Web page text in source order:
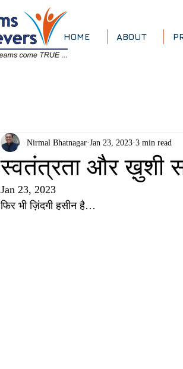
HOME ABOUT
स्वतंत्रता और ख़ुशी
Nirmal Bhatnagar Jan 23, 2023 3 min read
Jan 23, 2023
फिर भी ज़िंदगी हसीन है…